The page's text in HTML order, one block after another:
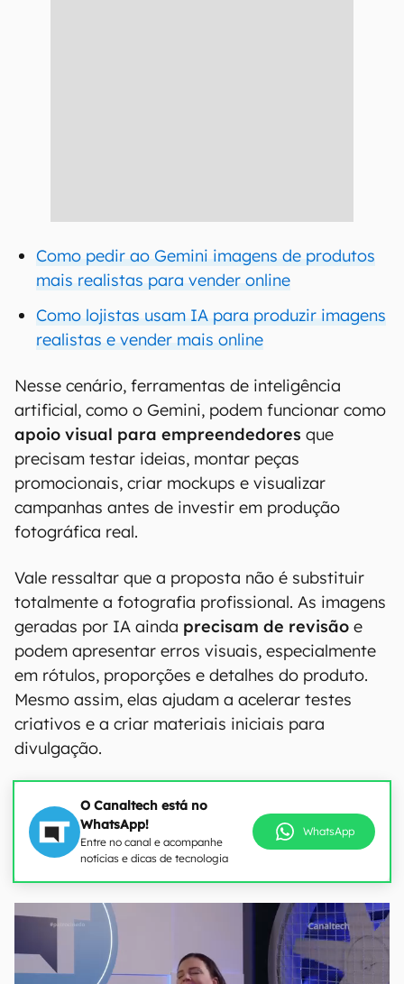
Como pedir ao Gemini imagens de produtos
mais realistas para vender online
Como lojistas usam IA para produzir imagens
realistas e vender mais online
Nesse cenário, ferramentas de inteligência
artificial, como o Gemini, podem funcionar como
apoio visual para empreendedores que
precisam testar ideias, montar peças
promocionais, criar mockups e visualizar
campanhas antes de investir em produção
fotográfica real.
Vale ressaltar que a proposta não é substituir
totalmente a fotografia profissional. As imagens
geradas por IA ainda precisam de revisão e
podem apresentar erros visuais, especialmente
em rótulos, proporções e detalhes do produto.
Mesmo assim, elas ajudam a acelerar testes
criativos e a criar materiais iniciais para
divulgação.
O Canaltech está no
WhatsApp!
Entre no canal e acompanhe
notícias e dicas de tecnologia
WhatsApp